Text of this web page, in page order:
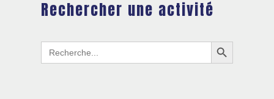
Rechercher une activité
Search
for:
Search Button